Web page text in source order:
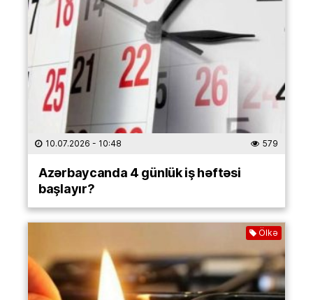
10.07.2026 - 10:48 579
Azərbaycanda 4 günlük iş həftəsi
başlayır?
Ölkə